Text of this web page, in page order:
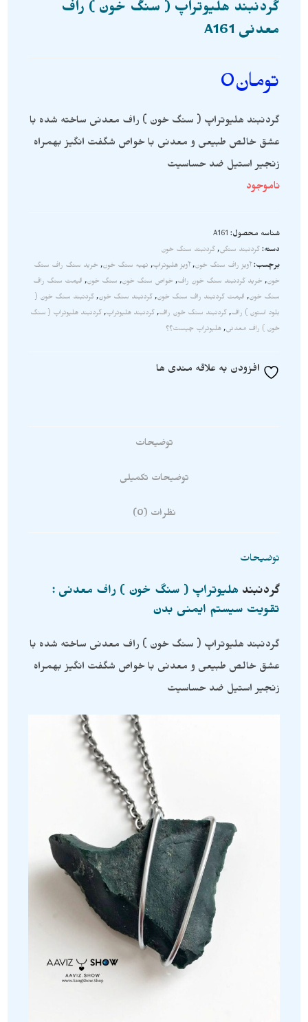
گردنبند هلیوتراپ ( سنگ خون ) راف
معدنی A161
تومان0
گردنبند هلیوتراپ ( سنگ خون ) راف معدنی ساخته شده با
عشق خالص طبیعی و معدنی با خواص شگفت انگیز بهمراه
زنجیر استیل ضد حساسیت
ناموجود
شناسه محصول: A161
دسته: گردنبند سنگی, گردنبند سنگ خون
برچسب: آویز راف سنگ خون, آویز هلیوتراپ, تهیه سنگ خون, خرید سنگ راف سنگ
خون, خرید گردنبند سنگ خون راف, خواص سنگ خون, سنگ خون, قیمت سنگ راف
سنگ خون, قیمت گردنبند راف سنگ خون, گردنبند سنگ خون, گردنبند سنگ خون (
بلود استون ) راف, گردنبند سنگ خون راف, گردنبند هلیوتراپ, گردنبند هلیوتراپ ( سنگ
خون ) راف معدنی,هلیوتراپ چیست؟؟
افزودن به علاقه مندی ها
توضیحات
توضیحات تکمیلی
نظرات (0)
توضیحات
گردنبند هلیوتراپ ( سنگ خون ) راف معدنی :
تقویت سیستم ایمنی بدن
گردنبند هلیوتراپ ( سنگ خون ) راف معدنی ساخته شده با
عشق خالص طبیعی و معدنی با خواص شگفت انگیز بهمراه
زنجیر استیل ضد حساسیت